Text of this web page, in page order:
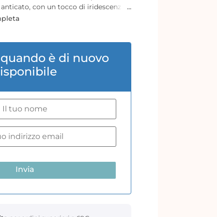
con un tocco di iridescenza,
che permette l’utilizzo della sola
sprechi.
è di nuovo
Invia